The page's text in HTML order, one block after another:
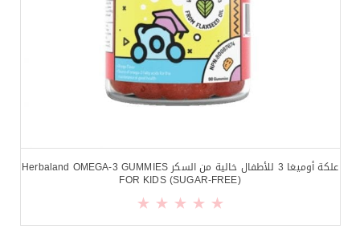
علكة أوميغا 3 للأطفال خالية من السكر Herbaland OMEGA-3 GUMMIES
FOR KIDS (SUGAR-FREE)